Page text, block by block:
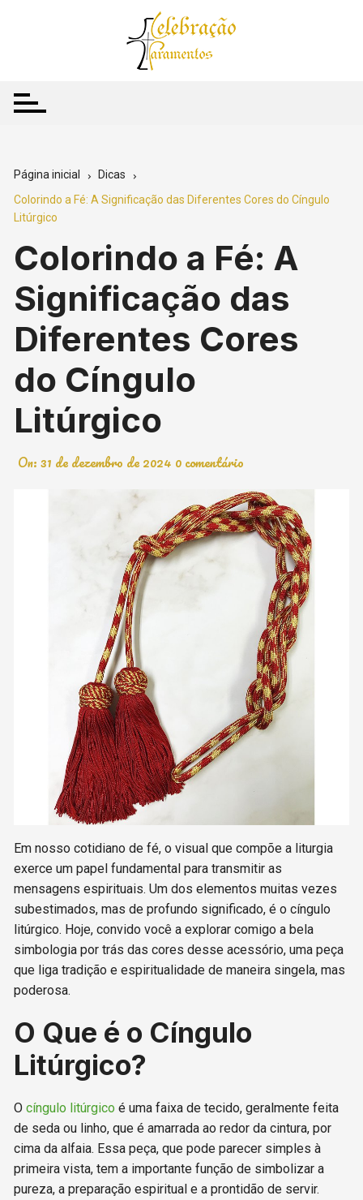
Página inicial
Dicas
Colorindo a Fé: A Significação das Diferentes Cores do Cíngulo
Litúrgico
Colorindo a Fé: A
Significação das
Diferentes Cores
do Cíngulo
Litúrgico
On:31 de dezembro de 2024 0 comentário
Em nosso cotidiano de fé, o visual que compõe a liturgia
exerce um papel fundamental para transmitir as
mensagens espirituais. Um dos elementos muitas vezes
subestimados, mas de profundo significado, é o cíngulo
litúrgico. Hoje, convido você a explorar comigo a bela
simbologia por trás das cores desse acessório, uma peça
que liga tradição e espiritualidade de maneira singela, mas
poderosa.
O Que é o Cíngulo
Litúrgico?
Ocíngulo litúrgico é uma faixa de tecido, geralmente feita
de seda ou linho, que é amarrada ao redor da cintura, por
cima da alfaia. Essa peça, que pode parecer simples à
primeira vista, tem a importante função de simbolizar a
pureza, a preparação espiritual e a prontidão de servir.